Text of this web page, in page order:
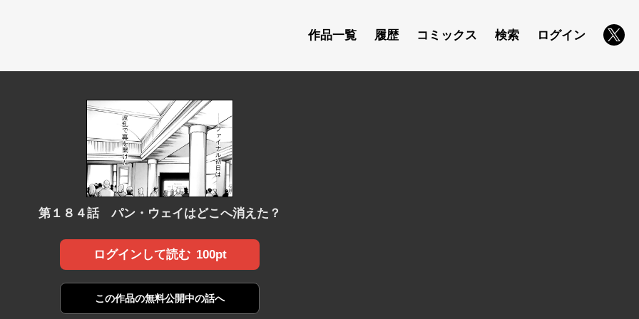
作品一覧 履歴 コミックス 検索 ログイン
第１８４話 パン・ウェイはどこへ消えた？
ログインして読む 100pt
この作品の無料公開中の話へ